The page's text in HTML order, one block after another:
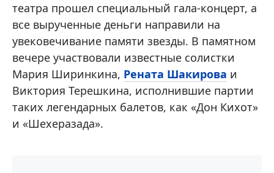
театра прошел специальный гала-концерт, а
все вырученные деньги направили на
увековечивание памяти звезды. В памятном
вечере участвовали известные солистки
Мария Ширинкина, Рената Шакирова и
Виктория Терешкина, исполнившие партии
таких легендарных балетов, как «Дон Кихот»
и «Шехеразада».